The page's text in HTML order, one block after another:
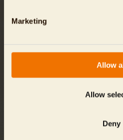
Marketing
Allow
Allow
Deny
Seltene Mongozmaki-